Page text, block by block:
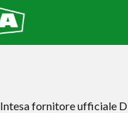
Intesa fornitore ufficiale